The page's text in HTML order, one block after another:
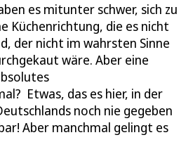
es mitunter schwer, sich zu
Küchenrichtung, die es nicht
der nicht im wahrsten Sinne
wäre. Aber eine
Etwas, das es hier, in der
noch nie gegeben
Aber manchmal gelingt es